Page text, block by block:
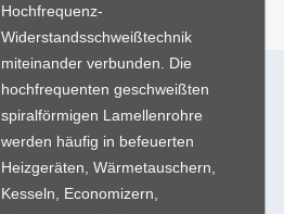
Hochfrequenz-
Widerstandsschweißtechnik
miteinander verbunden. Die
hochfrequenten geschweißten
spiralförmigen Lamellenrohre
werden häufig in befeuerten
Heizgeräten, Wärmetauschern,
Kesseln, Economizern,